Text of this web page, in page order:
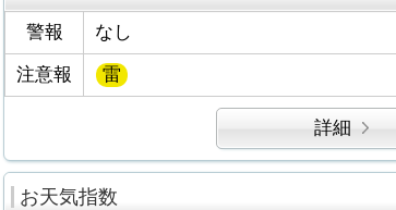
警報 なし
注意報 雷
詳細
お天気指数